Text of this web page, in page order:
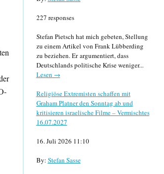
227 responses
Stefan Pietsch hat mich gebeten, Stellung
zu einem Artikel von Frank Lübberding
zu beziehen. Er argumentiert, dass
Deutschlands politische Krise weniger...
Lesen →
Religiöse Extremisten schaffen mit
Graham Platner den Sonntag ab und
kritisieren israelische Filme – Vermischtes
16.07.2027
16. Juli 2026 11:10
By: Stefan Sasse